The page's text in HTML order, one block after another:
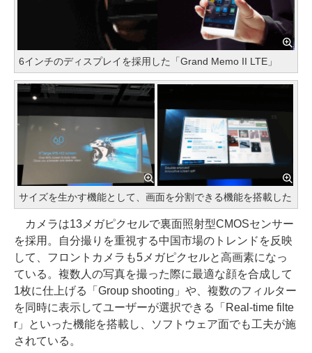
6インチのディスプレイを採用した「Grand Memo II LTE」
サイズを生かす機能として、画面を分割できる機能を搭載した
カメラは13メガピクセルで裏面照射型CMOSセンサー
を採用。自分撮りを重視する中国市場のトレンドを反映
して、フロントカメラも5メガピクセルと高画素になっ
ている。複数人の写真を撮った際に最適な顔を合成して
1枚に仕上げる「Group shooting」や、複数のフィルター
を同時に表示してユーザーが選択できる「Real-time filte
r」といった機能を搭載し、ソフトウェア面でも工夫が施
されている。